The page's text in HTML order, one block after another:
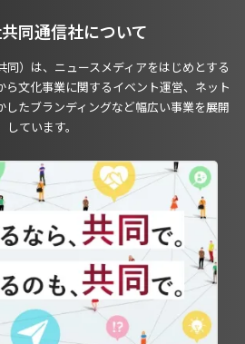
同通信社について
）は、ニュースメディアをはじめとする
ら文化事業に関するイベント運営、ネット
したブランディングなど幅広い事業を展開
しています。